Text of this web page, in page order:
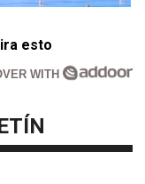
esto
WITH